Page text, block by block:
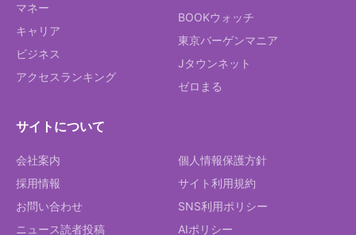
マネー
キャリア
ビジネス
アクセスランキング
BOOKウォッチ
東京バーゲンマニア
Jタウンネット
ゼロまる
サイトについて
会社案内
採用情報
お問い合わせ
ニュース読者投稿
個人情報保護方針
サイト利用規約
SNS利用ポリシー
AIポリシー